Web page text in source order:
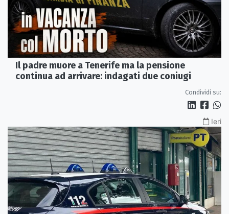
Il padre muore a Tenerife ma la pensione
continua ad arrivare: indagati due coniugi
Condividi su:
Ieri